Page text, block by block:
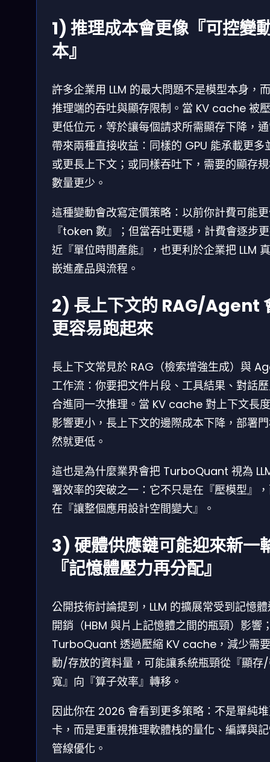
1) 推理成本會更像『可控變
本』
許多企業用 LLM 的最大問題不是模型本身，
推理端的吞吐與顯存限制。當 KV cache 被
更低位元，等於讓每個請求所需顯存下降，
帶來兩種直接收益：同樣的 GPU 能承載更多
或更長上下文；或同樣吞吐下，需要的顯存
數量更少。
這種變動會改寫定價策略：以前你計費可能
『token 數』；但當吞吐更穩，計費會逐步
近『單位時間產能』，也更利於企業把 LLM
嵌進產品與流程。
2) 長上下文的 RAG/Agent
更容易跑起來
長上下文常見於 RAG（檢索增強生成）與
工作流：你要把文件片段、工具結果、對話
合進同一次推理。當 KV cache 對上下文長
影響更小，長上下文的邊際成本下降，部署
然就更低。
這也是為什麼業界會把 TurboQuant 視為
署效率的突破之一：它不只是在『壓模型』
在『讓整個應用設計空間變大』。
3) 硬體供應鏈可能迎來新一
『記憶體壓力再分配』
公開技術討論提到，LLM 的擴展常受到記憶
開銷（HBM 與片上記憶體之間的瓶頸）影響
TurboQuant 透過壓縮 KV cache，減少需
動/存放的資料量，可能讓系統瓶頸從『顯存
寬』向『算子效率』轉移。
因此你在 2026 會看到更多策略：不是單純
卡，而是更重視推理軟體栈的量化、編譯與
管線優化。